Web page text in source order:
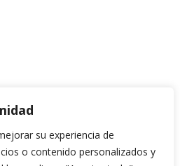
su experiencia de
o contenido personalizados y